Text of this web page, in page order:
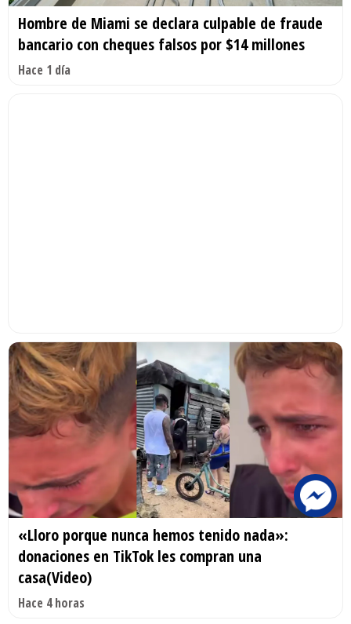
Hombre de Miami se declara culpable de fraude
bancario con cheques falsos por $14 millones
Hace 1 día
«Lloro porque nunca hemos tenido nada»:
donaciones en TikTok les compran una
casa(Video)
Hace 4 horas